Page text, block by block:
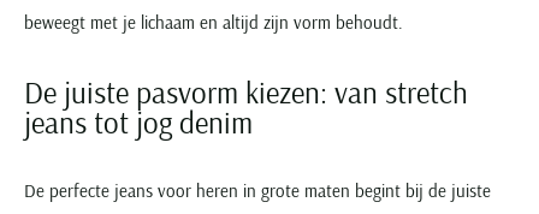
beweegt met je lichaam en altijd zijn vorm behoudt.
De juiste pasvorm kiezen: van stretch
jeans tot jog denim
De perfecte jeans voor heren in grote maten begint bij de juiste